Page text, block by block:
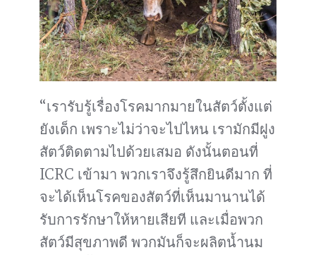
“เรารับรู้เรื่องโรคมากมายในสัตว์ตั้งแต่
ยังเด็ก เพราะไม่ว่าจะไปไหน เรามักมีฝูง
สัตว์ติดตามไปด้วยเสมอ ดังนั้นตอนที่
ICRC เข้ามา พวกเราจึงรู้สึกยินดีมาก ที่
จะได้เห็นโรคของสัตว์ที่เห็นมานานได้
รับการรักษาให้หายเสียที และเมื่อพวก
สัตว์มีสุขภาพดี พวกมันก็จะผลิตน้ำนม